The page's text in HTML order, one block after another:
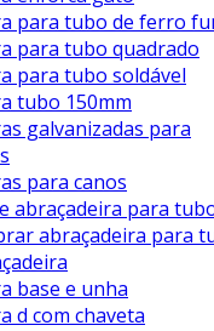
para tubo de ferro
para tubo quadrado
para tubo soldável
tubo 150mm
galvanizadas para
para canos
abraçadeira para
abraçadeira para
base e unha
d com chaveta